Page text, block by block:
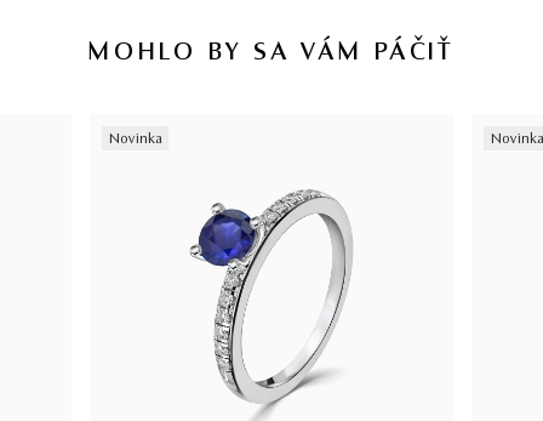
MOHLO BY SA VÁM PÁČIŤ
Novinka Novinka